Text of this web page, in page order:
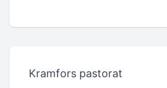
Kramfors pastorat